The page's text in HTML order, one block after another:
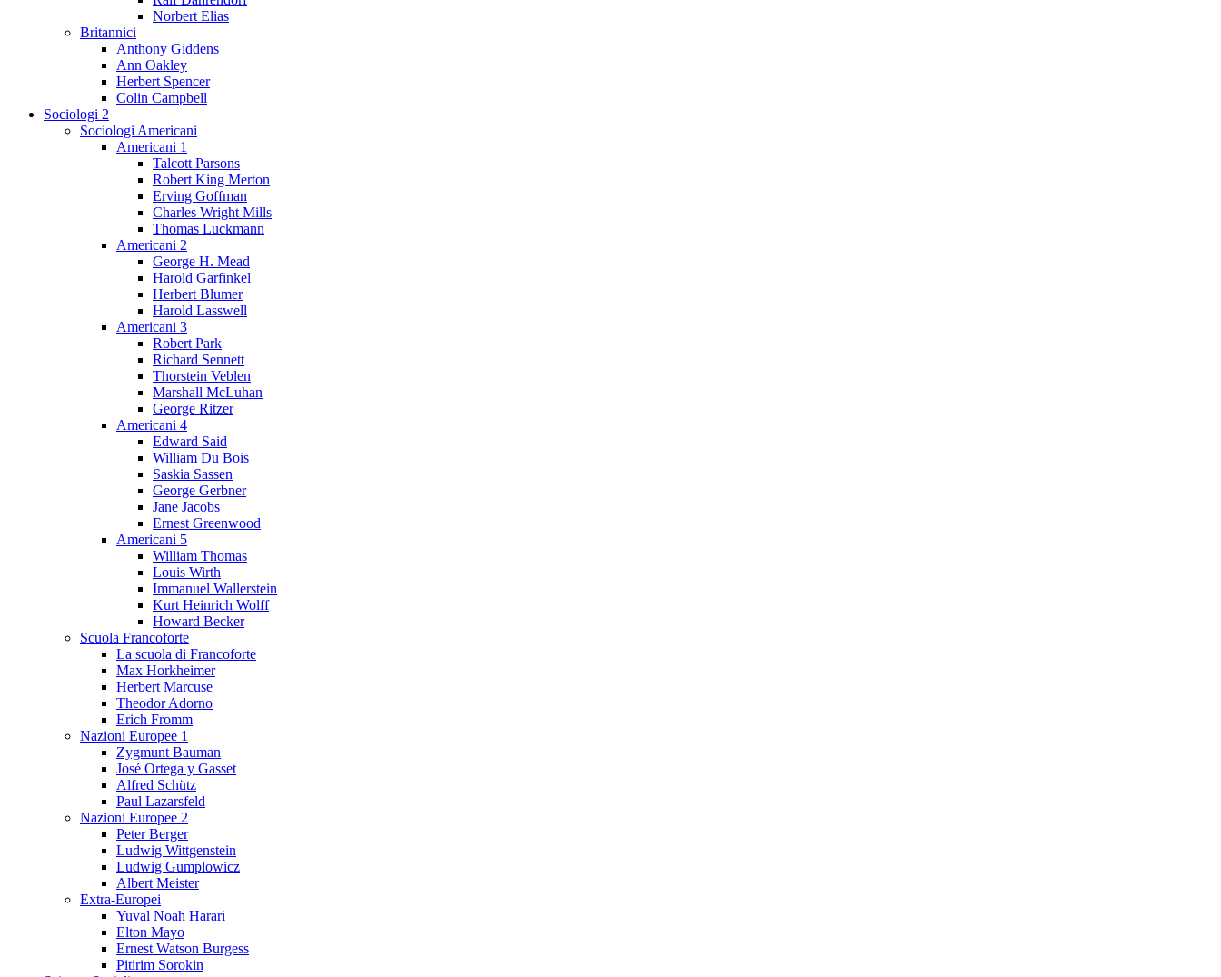
Norbert Elias
Britannici
Anthony Giddens
Ann Oakley
Herbert Spencer
Colin Campbell
Sociologi 2
Sociologi Americani
Americani 1
Talcott Parsons
Robert King Merton
Erving Goffman
Charles Wright Mills
Thomas Luckmann
Americani 2
George H. Mead
Harold Garfinkel
Herbert Blumer
Harold Lasswell
Americani 3
Robert Park
Richard Sennett
Thorstein Veblen
Marshall McLuhan
George Ritzer
Americani 4
Edward Said
William Du Bois
Saskia Sassen
George Gerbner
Jane Jacobs
Ernest Greenwood
Americani 5
William Thomas
Louis Wirth
Immanuel Wallerstein
Kurt Heinrich Wolff
Howard Becker
Scuola Francoforte
La scuola di Francoforte
Max Horkheimer
Herbert Marcuse
Theodor Adorno
Erich Fromm
Nazioni Europee 1
Zygmunt Bauman
José Ortega y Gasset
Alfred Schütz
Paul Lazarsfeld
Nazioni Europee 2
Peter Berger
Ludwig Wittgenstein
Ludwig Gumplowicz
Albert Meister
Extra-Europei
Yuval Noah Harari
Elton Mayo
Ernest Watson Burgess
Pitirim Sorokin